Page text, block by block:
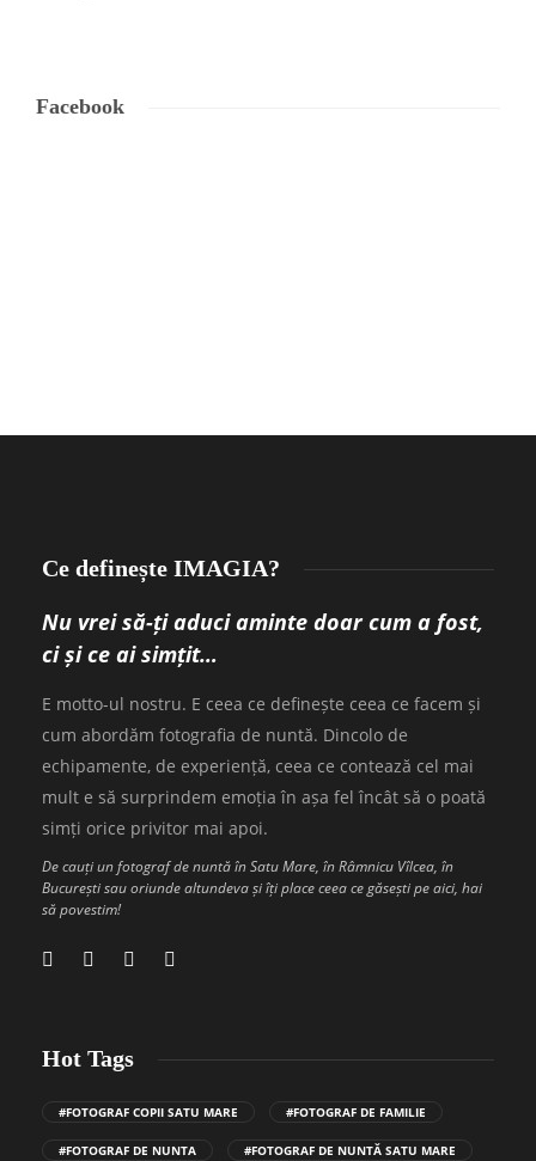
Facebook
Ce definește IMAGIA?
Nu vrei să-ți aduci aminte doar cum a fost,
ci și ce ai simțit…
E motto-ul nostru. E ceea ce definește ceea ce facem și
cum abordăm fotografia de nuntă. Dincolo de
echipamente, de experiență, ceea ce contează cel mai
mult e să surprindem emoția în așa fel încât să o poată
simți orice privitor mai apoi.
De cauți un fotograf de nuntă în Satu Mare, în Râmnicu Vîlcea, în
București sau oriunde altundeva și îți place ceea ce găsești pe aici, hai
să povestim!
Hot Tags
#FOTOGRAF COPII SATU MARE #FOTOGRAF DE FAMILIE
#FOTOGRAF DE NUNTA #FOTOGRAF DE NUNTĂ SATU MARE